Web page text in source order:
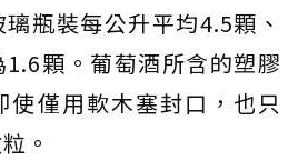
瓶裝每公升平均4.5顆、
顆。葡萄酒所含的塑膠
使僅用軟木塞封口，也只
。